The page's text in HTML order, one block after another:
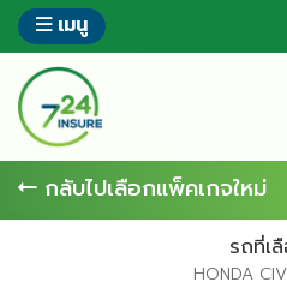
ข้าม
ส่วน
ของ
ข้อมูล
เมนู
กลับไปเลือกแพ็คเกจใหม่
รถที่เ
HONDA